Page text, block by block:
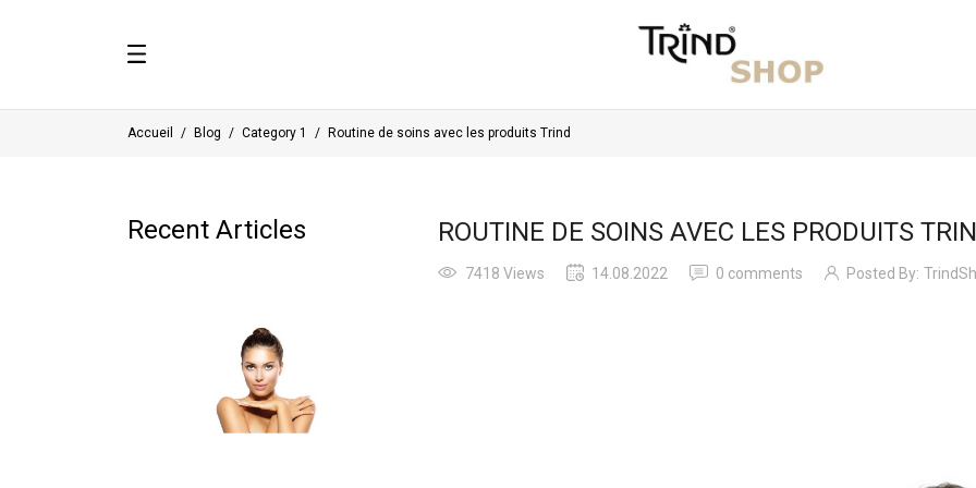
Accueil Blog Category 1 Routine de soins avec les produits Trind
Recent Articles ROUTINE DE SOINS AVEC LES PRODUITS
7418 Views 14.08.2022 0 comments Posted By: